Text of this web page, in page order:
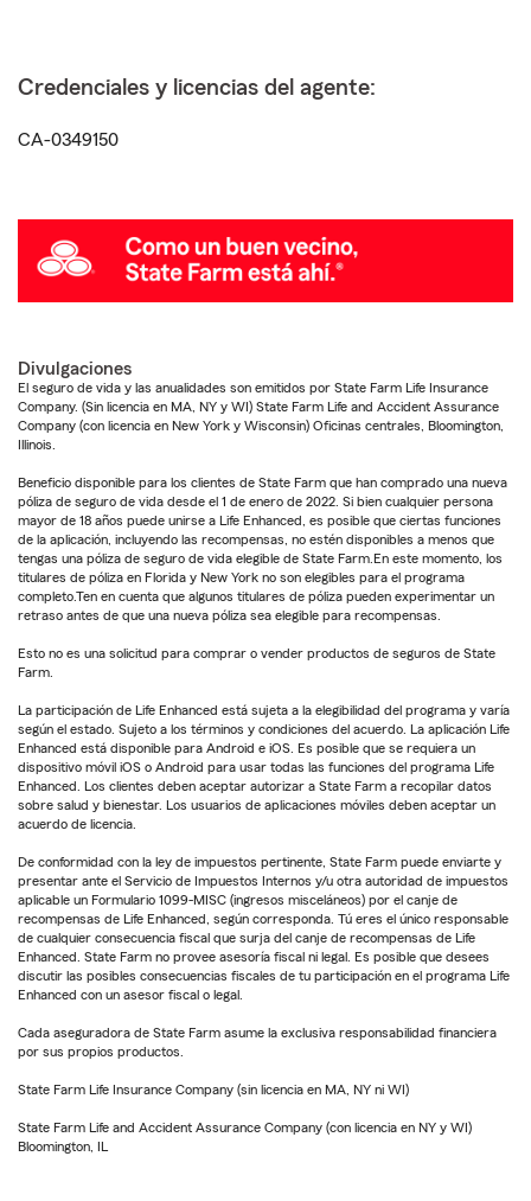
Credenciales y licencias del agente:
CA-0349150
Divulgaciones
El seguro de vida y las anualidades son emitidos por State Farm Life Insurance
Company. (Sin licencia en MA, NY y WI) State Farm Life and Accident Assurance
Company (con licencia en New York y Wisconsin) Oficinas centrales, Bloomington,
Illinois.
Beneficio disponible para los clientes de State Farm que han comprado una nueva
póliza de seguro de vida desde el 1 de enero de 2022. Si bien cualquier persona
mayor de 18 años puede unirse a Life Enhanced, es posible que ciertas funciones
de la aplicación, incluyendo las recompensas, no estén disponibles a menos que
tengas una póliza de seguro de vida elegible de State Farm.En este momento, los
titulares de póliza en Florida y New York no son elegibles para el programa
completo.Ten en cuenta que algunos titulares de póliza pueden experimentar un
retraso antes de que una nueva póliza sea elegible para recompensas.
Esto no es una solicitud para comprar o vender productos de seguros de State
Farm.
La participación de Life Enhanced está sujeta a la elegibilidad del programa y varía
según el estado. Sujeto a los términos y condiciones del acuerdo. La aplicación Life
Enhanced está disponible para Android e iOS. Es posible que se requiera un
dispositivo móvil iOS o Android para usar todas las funciones del programa Life
Enhanced. Los clientes deben aceptar autorizar a State Farm a recopilar datos
sobre salud y bienestar. Los usuarios de aplicaciones móviles deben aceptar un
acuerdo de licencia.
De conformidad con la ley de impuestos pertinente, State Farm puede enviarte y
presentar ante el Servicio de Impuestos Internos y/u otra autoridad de impuestos
aplicable un Formulario 1099-MISC (ingresos misceláneos) por el canje de
recompensas de Life Enhanced, según corresponda. Tú eres el único responsable
de cualquier consecuencia fiscal que surja del canje de recompensas de Life
Enhanced. State Farm no provee asesoría fiscal ni legal. Es posible que desees
discutir las posibles consecuencias fiscales de tu participación en el programa Life
Enhanced con un asesor fiscal o legal.
Cada aseguradora de State Farm asume la exclusiva responsabilidad financiera
por sus propios productos.
State Farm Life Insurance Company (sin licencia en MA, NY ni WI)
State Farm Life and Accident Assurance Company (con licencia en NY y WI)
Bloomington, IL